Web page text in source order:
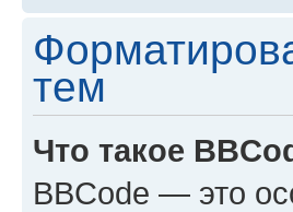
тем
Что такое
BBCode — это